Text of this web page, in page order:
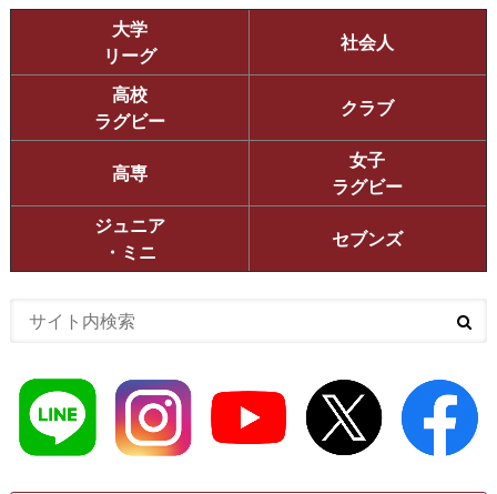
大学
リーグ
社会人
高校
ラグビー
クラブ
高専
女子
ラグビー
ジュニア
・ミニ
セブンズ